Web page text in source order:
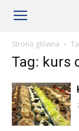
Szkoły
KKZ
Strona główna
Tag: kurs